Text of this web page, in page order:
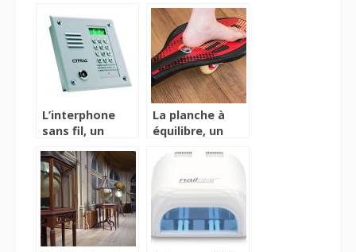
de cloueurs
jardinage?
L’interphone
sans fil, un
exigeant dans
son installation
La planche à
équilibre, un
amélioratif des
conditions
d’équilibre